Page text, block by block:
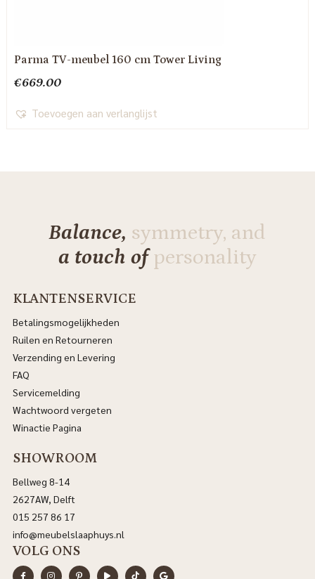
Parma TV-meubel 160 cm Tower Living
€669.00
Toevoegen aan verlanglijst
Balance, symmetry, and
a touch ofpersonality
KLANTENSERVICE
Betalingsmogelijkheden
Ruilen en Retourneren
Verzending en Levering
FAQ
Servicemelding
Wachtwoord vergeten
Winactie Pagina
SHOWROOM
Bellweg 8-14
2627AW, Delft
015 257 86 17
info@meubelslaaphuys.nl
VOLG ONS